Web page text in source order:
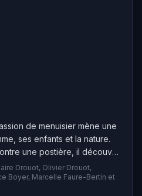
de menuisier mène une
ses enfants et la nature.
une postière, il découvre
de sa femme sans
se retrouve confronté à
tragiquement lors d'un
Drouot, Olivier Drouot,
Boyer, Marcelle Faure-Bertin et